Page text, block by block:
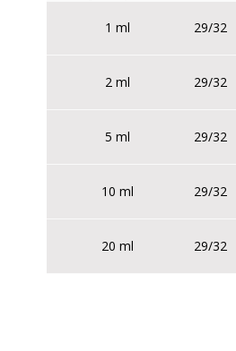
1 ml 29/32
2 ml 29/32
5 ml 29/32
10 ml 29/32
20 ml 29/32